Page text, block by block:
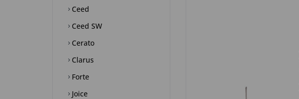
Ceed
Ceed SW
Cerato
Clarus
Forte
Joice